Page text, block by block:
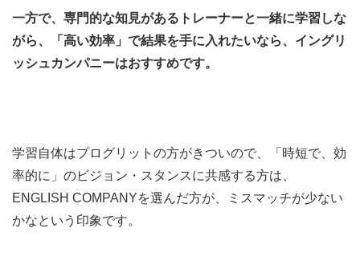
一方で、専門的な知見があるトレーナーと一緒に学習しな
がら、「高い効率」で結果を手に入れたいなら、イングリ
ッシュカンパニーはおすすめです。
学習自体はプログリットの方がきついので、「時短で、効
率的に」のビジョン・スタンスに共感する方は、
ENGLISH COMPANYを選んだ方が、ミスマッチが少ない
かなという印象です。